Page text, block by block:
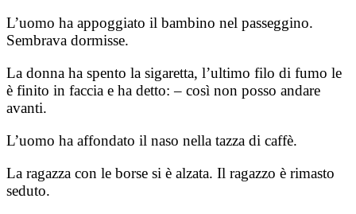
L’uomo ha appoggiato il bambino nel passeggino.
Sembrava dormisse.
La donna ha spento la sigaretta, l’ultimo filo di fumo le
è finito in faccia e ha detto: – così non posso andare
avanti.
L’uomo ha affondato il naso nella tazza di caffè.
La ragazza con le borse si è alzata. Il ragazzo è rimasto
seduto.